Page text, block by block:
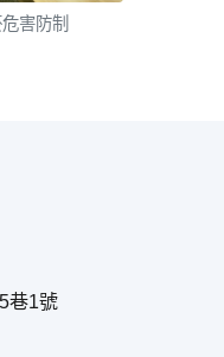
害防制
巷1號